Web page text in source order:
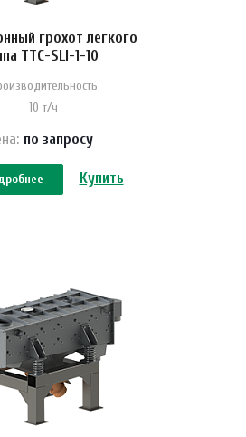
грохот легкого
ТТС-SLI-1-10
10 т/ч
по запросу
Купить